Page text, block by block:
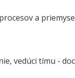
a
vedúci tímu -